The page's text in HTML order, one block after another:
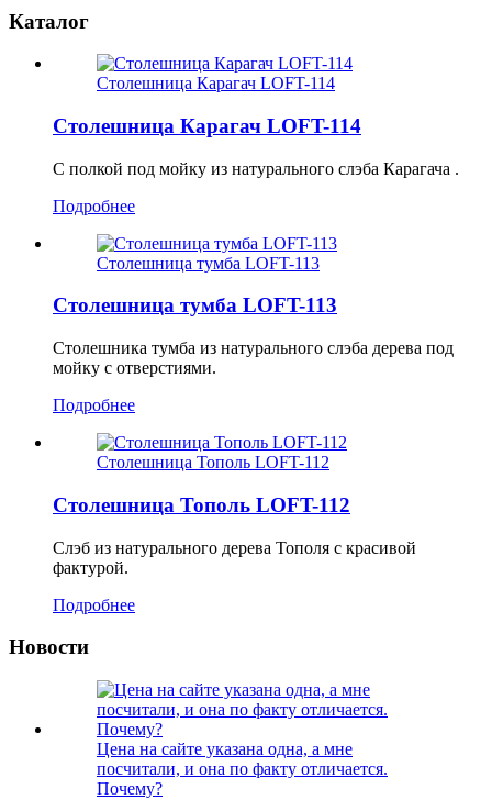
Каталог
Столешница Карагач LOFT-114
Столешница Карагач LOFT-114
С полкой под мойку из натурального слэба Карагача .
Подробнее
Столешница тумба LOFT-113
Столешница тумба LOFT-113
Столешника тумба из натурального слэба дерева под
мойку с отверстиями.
Подробнее
Столешница Тополь LOFT-112
Столешница Тополь LOFT-112
Слэб из натурального дерева Тополя с красивой
фактурой.
Подробнее
Новости
Цена на сайте указана одна, а мне
посчитали, и она по факту отличается.
Почему?